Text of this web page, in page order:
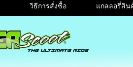
วิธีการสั่งซื้อ แกลลอรี่สิน